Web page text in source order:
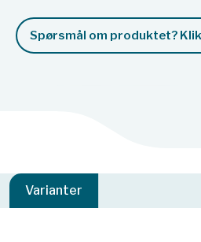
Spørsmål om produktet?
Varianter